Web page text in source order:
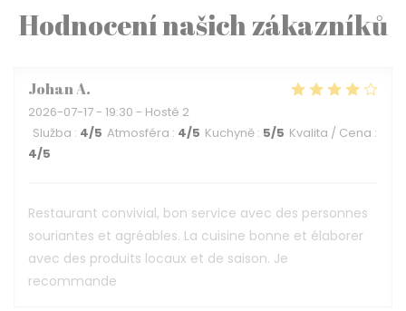
Hodnocení našich zákazníků
JohanA
2026-07-17 - 19:30 - Hosté 2
Služba : 4/5 Atmosféra : 4/5 Kuchyně : 5/5 Kvalita / Cena :
4/5
Restaurant convivial, bon service avec des personnes
souriantes et agréables. La cuisine bonne et élaborer
avec des produits locaux et de saison. Je
recommande